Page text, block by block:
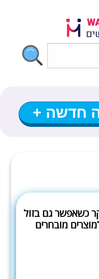
חדשה +
כשאפשר גם בזול
מובחרים